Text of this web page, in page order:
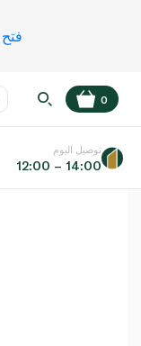
فتح
عر
0
توصيل اليوم
12:00 – 14:00